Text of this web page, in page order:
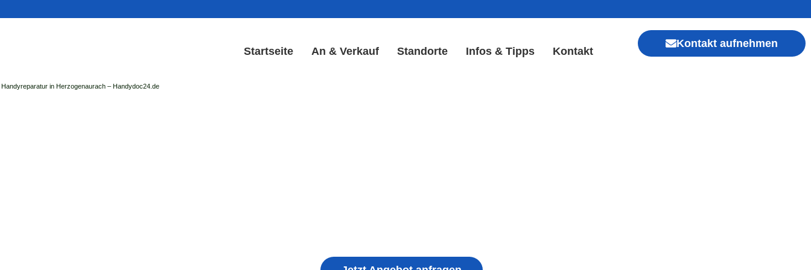
Startseite An & Verkauf Standorte Infos & Tipps Kontakt
Kontakt aufnehmen
Handyreparatur in Herzogenaurach – Handydoc24.de